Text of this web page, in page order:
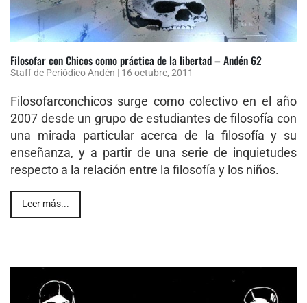
Filosofar con Chicos como práctica de la libertad – Andén 62
Staff de Periódico Andén | 16 octubre, 2011
Filosofarconchicos surge como colectivo en el año
2007 desde un grupo de estudiantes de filosofía con
una mirada particular acerca de la filosofía y su
enseñanza, y a partir de una serie de inquietudes
respecto a la relación entre la filosofía y los niños.
Leer más...